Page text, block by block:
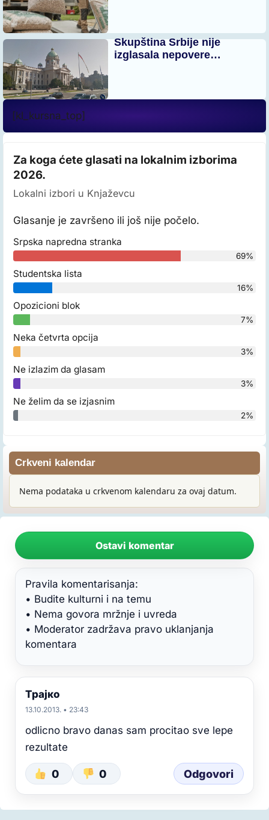
Skupština Srbije nije
izglasala nepovere…
[kl_kursna_top]
Za koga ćete glasati na lokalnim izborima
2026.
Lokalni izbori u Knjaževcu
Glasanje je završeno ili još nije počelo.
Srpska napredna stranka
69%
Studentska lista
16%
Opozicioni blok
7%
Neka četvrta opcija
3%
Ne izlazim da glasam
3%
Ne želim da se izjasnim
2%
Crkveni kalendar
Nema podataka u crkvenom kalendaru za ovaj datum.
Ostavi komentar
Pravila komentarisanja:
• Budite kulturni i na temu
• Nema govora mržnje i uvreda
• Moderator zadržava pravo uklanjanja
komentara
Трајко
13.10.2013. • 23:43
odlicno bravo danas sam procitao sve lepe
rezultate
0 0 Odgovori